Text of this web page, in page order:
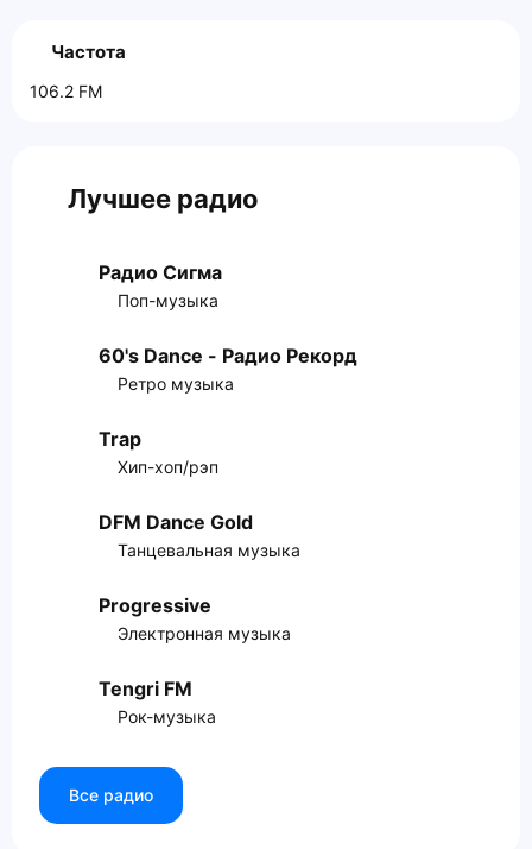
Частота
106.2 FM
Лучшее радио
Радио Сигма
Поп-музыка
60's Dance - Радио Рекорд
Ретро музыка
Trap
Хип-хоп/рэп
DFM Dance Gold
Танцевальная музыка
Progressive
Электронная музыка
Tengri FM
Рок-музыка
Все радио